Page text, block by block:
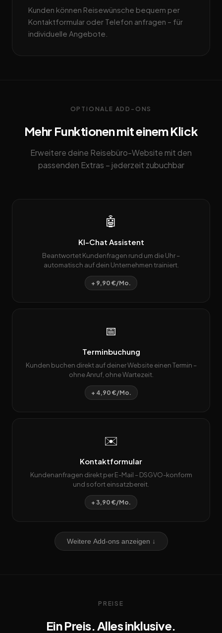
Kunden können Reisewünsche bequem per
Kontaktformular oder Telefon anfragen – für
individuelle Angebote.
OPTIONALE ADD-ONS
Mehr Funktionen mit einem Klick
Erweitere deine Reisebüro-Website mit den
passenden Extras – jederzeit zubuchbar
🤖
KI-Chat Assistent
Beantwortet Kundenfragen rund um die Uhr –
automatisch auf dein Unternehmen trainiert.
+ 9,90 €/Mo.
📅
Terminbuchung
Kunden buchen direkt auf deiner Website einen Termin –
ohne Anruf, ohne Wartezeit.
+ 4,90 €/Mo.
✉️
Kontaktformular
Kundenanfragen direkt per E-Mail – DSGVO-konform
und sofort einsatzbereit.
+ 3,90 €/Mo.
Weitere Add-ons anzeigen ↓
PREISE
Ein Preis. Alles inklusive.